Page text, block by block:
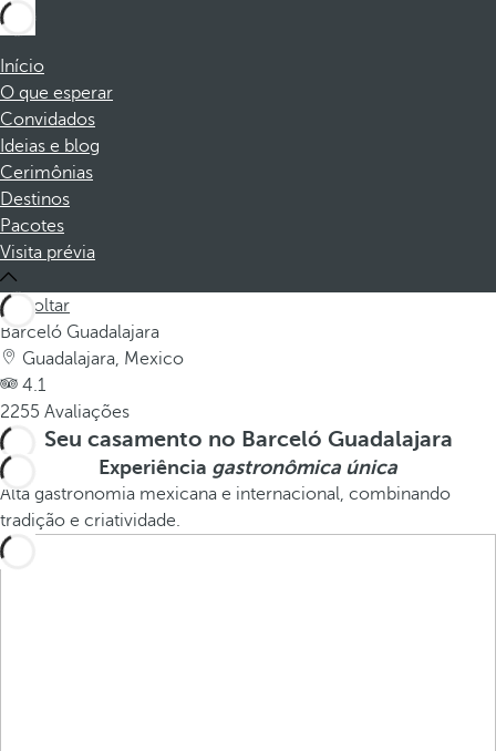
Início
O que esperar
Convidados
Ideias e blog
Cerimônias
Destinos
Pacotes
Visita prévia
Voltar
Barceló Guadalajara
Guadalajara, Mexico
4.1
2255 Avaliações
Seu casamento no Barceló Guadalajara
Experiência gastronômica única
Alta gastronomia mexicana e internacional, combinando
tradição e criatividade.